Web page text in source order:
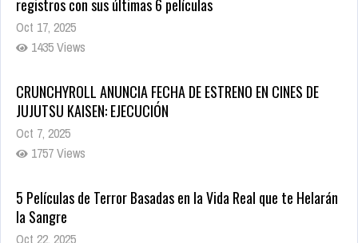
1435 Views
CRUNCHYROLL ANUNCIA FECHA DE ESTRENO EN CINES DE
Oct 7, 2025
1757 Views
5 Películas de Terror Basadas en la Vida Real que te Helarán
Oct 22, 2025
1337 Views